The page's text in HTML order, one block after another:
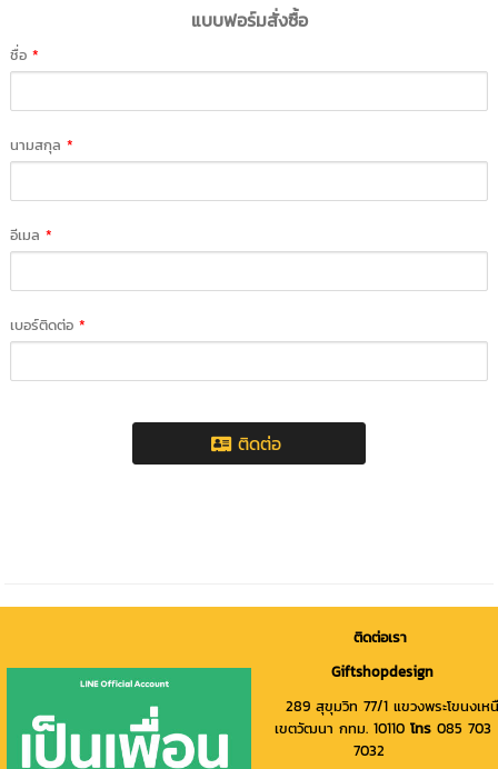
แบบฟอร์มสั่งซื้อ
ชื่อ*
นามสกุล*
อีเมล*
เบอร์ติดต่อ*
ติดต่อ
ติดต่อเรา
Giftshopdesign
289 สุขุมวิท 77/1 แขวงพระโขนงเห
เขตวัฒนา กทม. 10110โทร085 703
7032